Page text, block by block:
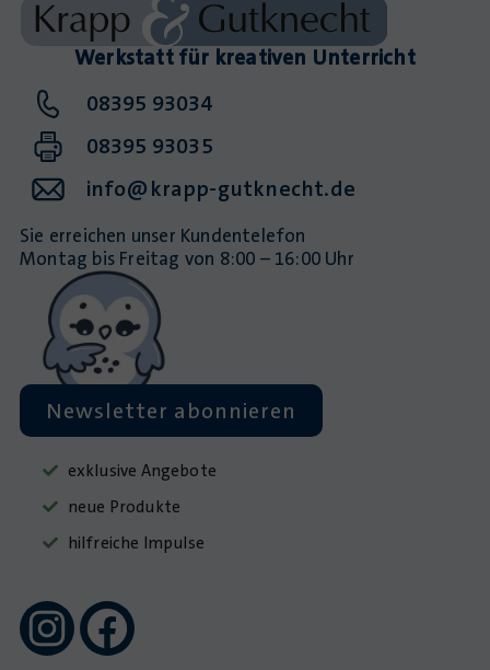
Werkstatt für kreativen Unterricht
08395 93034
08395 93035
info@krapp-gutknecht.de
Sie erreichen unser Kundentelefon
Montag bis Freitag von 8:00 – 16:00 Uhr
Newsletter abonnieren
exklusive Angebote
neue Produkte
hilfreiche Impulse